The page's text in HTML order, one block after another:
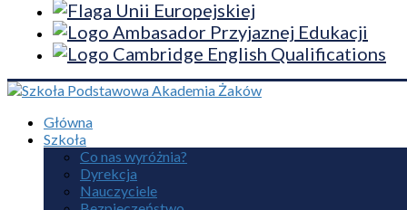
Główna
Szkoła
Co nas wyróżnia?
Dyrekcja
Nauczyciele